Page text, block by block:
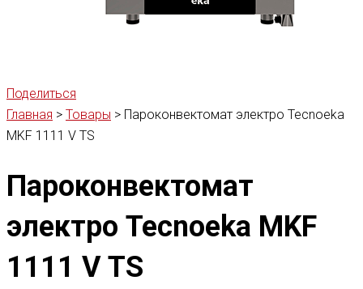
Поделиться
Главная > Товары > Пароконвектомат электро Tecnoeka
MKF 1111 V TS
Пароконвектомат
электро Tecnoeka MKF
1111 V TS